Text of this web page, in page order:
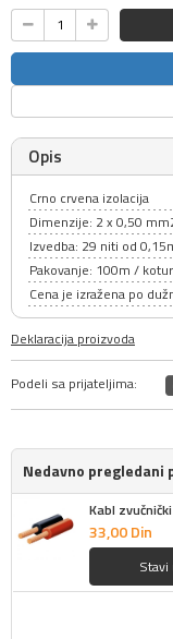
Opis
Crno crvena izolacija
Dimenzije: 2 x 0,50
Izvedba: 29 niti od
Pakovanje: 100m / kotur
Cena je izražena po
Deklaracija proizvoda
Podeli sa prijateljima:
Nedavno pregledani
Kabl
33,00Din
Stavi